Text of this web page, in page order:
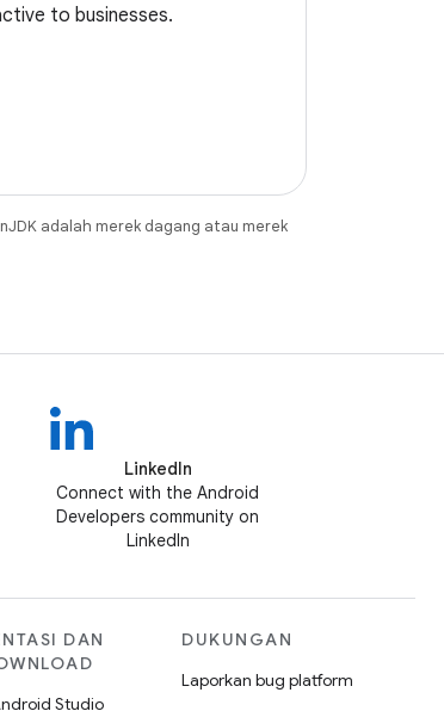
to businesses.
adalah merek dagang atau merek
LinkedIn
Connect with the Android
Developers community on
LinkedIn
DAN
Studio
DUKUNGAN
Laporkan bug platform